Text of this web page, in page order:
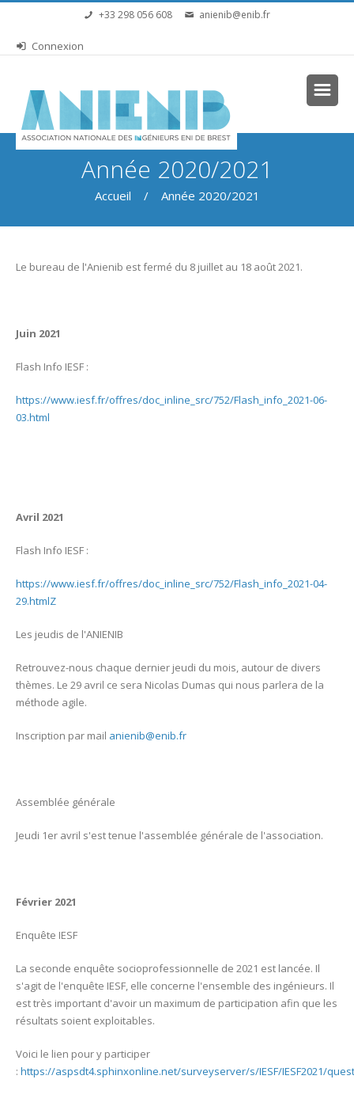
Aller au contenu principal+33 298 056 608 anienib@enib.fr
Connexion
Année 2020/2021
Vous êtes ici
Accueil / Année 2020/2021
Le bureau de l'Anienib est fermé du 8 juillet au 18 août 2021.
Juin 2021
Flash Info IESF :
https://www.iesf.fr/offres/doc_inline_src/752/Flash_info_2021-06-
03.html
Avril 2021
Flash Info IESF :
https://www.iesf.fr/offres/doc_inline_src/752/Flash_info_2021-04-
29.htmlZ
Les jeudis de l'ANIENIB
Retrouvez-nous chaque dernier jeudi du mois, autour de divers
thèmes. Le 29 avril ce sera Nicolas Dumas qui nous parlera de la
méthode agile.
Inscription par mail anienib@enib.fr
Assemblée générale
Jeudi 1er avril s'est tenue l'assemblée générale de l'association.
Février 2021
Enquête IESF
La seconde enquête socioprofessionnelle de 2021 est lancée. Il
s'agit de l'enquête IESF, elle concerne l'ensemble des ingénieurs. Il
est très important d'avoir un maximum de participation afin que les
résultats soient exploitables.
Voici le lien pour y participer
: https://aspsdt4.sphinxonline.net/surveyserver/s/IESF/IESF2021/